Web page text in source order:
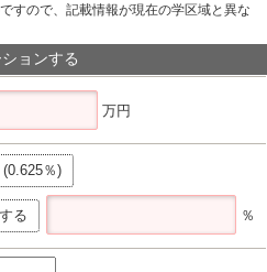
すので、記載情報が現在の学区域と異な
ョンする
万円
％)
る ％